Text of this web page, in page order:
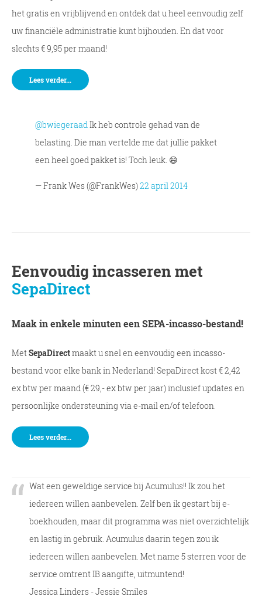
het gratis en vrijblijvend en ontdek dat u heel eenvoudig zelf
uw financiële administratie kunt bijhouden. En dat voor
slechts € 9,95 per maand!
Lees verder...
@bwiegeraadIk heb controle gehad van de
belasting. Die man vertelde me dat jullie pakket
een heel goed pakket is! Toch leuk. 😄
— Frank Wes (@FrankWes)22 april 2014
Eenvoudig incasseren met
SepaDirect
Maak in enkele minuten een SEPA-incasso-bestand!
MetSepaDirectmaakt u snel en eenvoudig een incasso-
bestand voor elke bank in Nederland! SepaDirect kost € 2,42
ex btw per maand (€ 29,- ex btw per jaar) inclusief updates en
persoonlijke ondersteuning via e-mail en/of telefoon.
Lees verder...
Wat een geweldige service bij Acumulus!! Ik zou het
iedereen willen aanbevelen. Zelf ben ik gestart bij e-
boekhouden, maar dit programma was niet overzichtelijk
en lastig in gebruik. Acumulus daarin tegen zou ik
iedereen willen aanbevelen. Met name 5 sterren voor de
service omtrent IB aangifte, uitmuntend!
Jessica Linders - Jessie Smiles